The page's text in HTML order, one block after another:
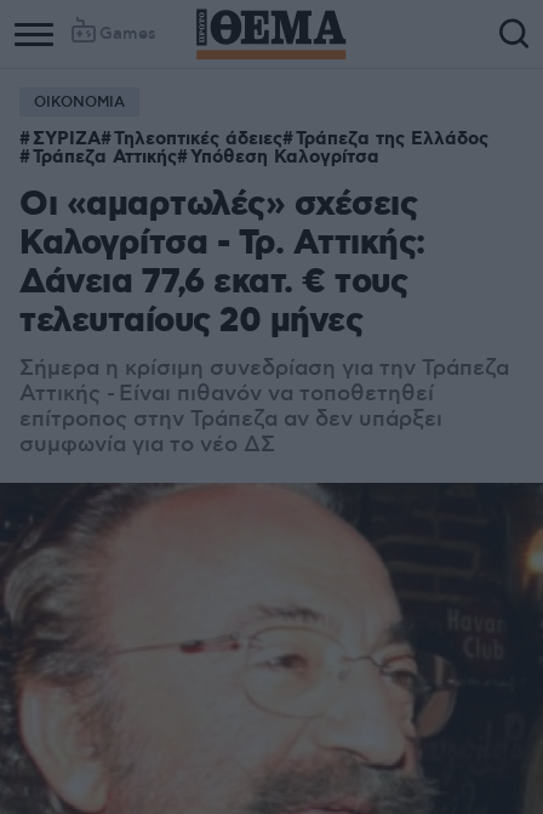
Games
ΟΙΚΟΝΟΜΙΑ
ΣΥΡΙΖΑ Τηλεοπτικές άδειες Τράπεζα της Ελλάδος
Τράπεζα Αττικής Υπόθεση Καλογρίτσα
Οι «αμαρτωλές» σχέσεις
Καλογρίτσα - Τρ. Αττικής:
Δάνεια 77,6 εκατ. € τους
τελευταίους 20 μήνες
Σήμερα η κρίσιμη συνεδρίαση για την Τράπεζα
Αττικής - Είναι πιθανόν να τοποθετηθεί
επίτροπος στην Τράπεζα αν δεν υπάρξει
συμφωνία για το νέο ΔΣ